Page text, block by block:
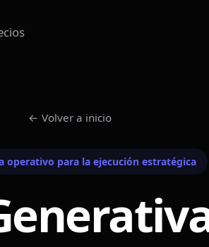
← Volver a inicio
operativo para la ejecución estratégica